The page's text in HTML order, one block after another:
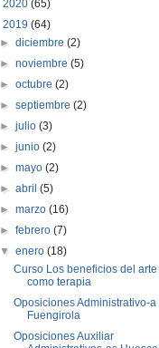
2020 (65)
2019 (64)
►diciembre(2)
►noviembre(5)
►octubre(2)
►septiembre(2)
►julio(3)
►junio(2)
►mayo(2)
►abril(5)
►marzo(16)
►febrero(7)
▼enero(18)
Curso Los beneficios del arte
como terapia
Oposiciones Administrativo-a
Fuengirola
Oposiciones Auxiliar